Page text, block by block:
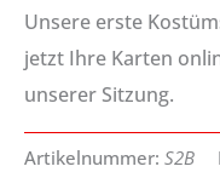
Unsere erste
jetzt Ihre Karten
unserer Sitzung.
Artikelnummer: S2B